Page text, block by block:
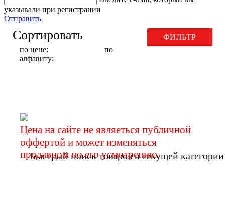
указывали при регистрации
Отправить
ФИЛЬТР
Сортировать
по цене:
по
алфавиту:
Цена на сайте не являеться публичной
оффертой и может изменяться
продавцом по его усмотрению.